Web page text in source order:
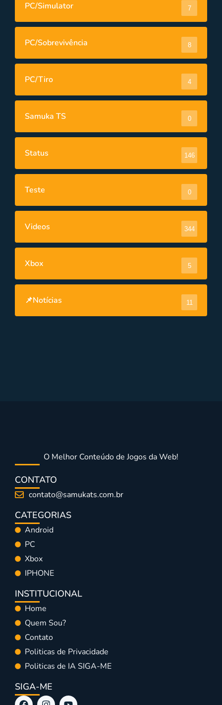
PC/Simulator 7
PC/Sobrevivência 8
PC/Tiro 4
Samuka TS 0
Status 146
Teste 0
Videos 344
Xbox 5
📌Notícias 11
O Melhor Conteúdo de Jogos da Web!
CONTATO
contato@samukats.com.br
CATEGORIAS
Android
PC
Xbox
IPHONE
INSTITUCIONAL
Home
Quem Sou?
Contato
Politicas de Privacidade
Politicas de IA SIGA-ME
SIGA-ME